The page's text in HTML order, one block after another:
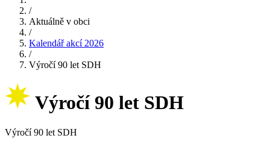
/
Aktuálně v obci
/
Kalendář akcí 2026
/
Výročí 90 let SDH
Výročí 90 let SDH
Výročí 90 let SDH